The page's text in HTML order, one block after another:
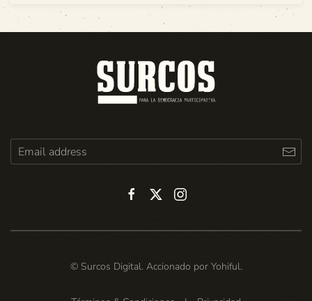
© Surcos Digital. Accionado por Yohiful.